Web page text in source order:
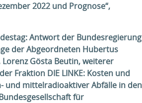
2022 und Prognose“,
Antwort der Bundesregierung
der Abgeordneten Hubertus
Gösta Beutin, weiterer
Fraktion DIE LINKE: Kosten und
und mittelradioaktiver Abfälle in den
für